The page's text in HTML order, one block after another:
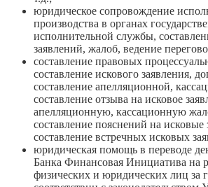
юридическое сопровождение
производства в органах
исполнительной службы,
заявлений, жалоб, ведение
составление правовых
составление искового заявления,
составление апелляционной,
составление отзыва на исковое
апелляционную, кассационную
составление пояснений на
составление встречных исковых
юридическая помощь в переводе
Банка Финансовая Инициатива на
физических и юридических лиц за